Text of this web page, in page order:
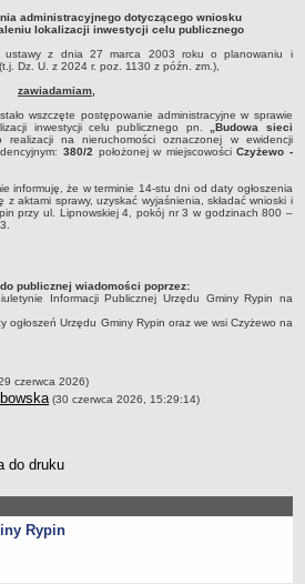
gminy
magazynowo - warsztatowa
stanowiska urzędnicze
wolne stanowiska urzędnicze
wymagania formalne w naborach na
stanowiska urzędnicze
administracyjnego dotyczącego wniosku
lokalizacji inwestycji celu publicznego
z dnia 27 marca 2003 roku o planowaniu i
Dz. U. z 2024 r. poz. 1130 z późn. zm.),
zawiadamiam,
wszczęte postępowanie administracyjne w sprawie
inwestycji celu publicznego pn.
„Budowa sieci
realizacji na nieruchomości oznaczonej w ewidencji
380/2 położonej w miejscowościCzyżewo -
informuję, że w terminie 14-stu dni od daty ogłoszenia
aktami sprawy, uzyskać wyjaśnienia, składać wnioski i
przy ul. Lipnowskiej 4, pokój nr 3 w godzinach 800 –
publicznej wiadomości poprzez:
Informacji Publicznej Urzędu Gminy Rypin na
ogłoszeń Urzędu Gminy Rypin oraz we wsi Czyżewo na
czerwca 2026)
(30 czerwca 2026, 15:29:14)
Rypin